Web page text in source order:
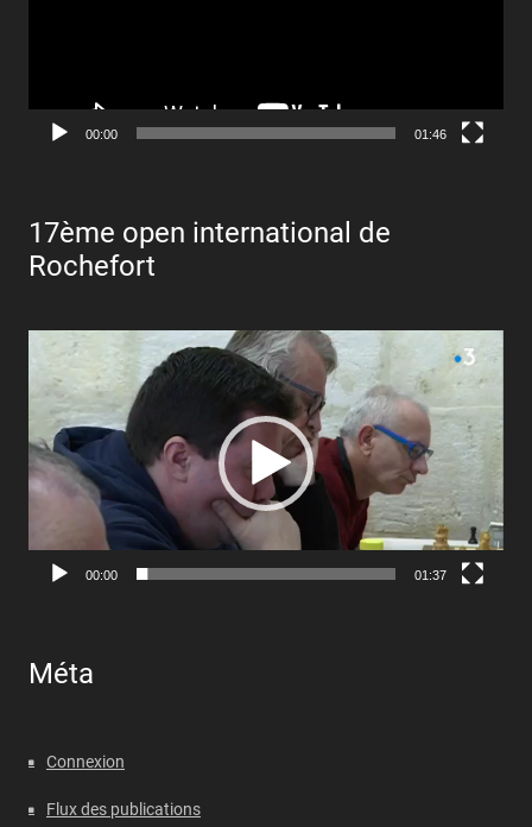
00:00 01:46
17ème open international de
Rochefort
Lecteur
vidéo
00:00 01:37
Méta
Connexion
Flux des publications